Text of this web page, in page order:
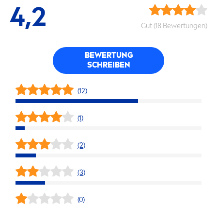
4,2 Gut (18 Bewertungen)
BEWERTUNG
SCHREIBEN
(12)
(1)
(2)
(3)
(0)